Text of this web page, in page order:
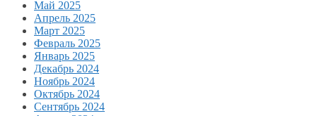
Май 2025
Апрель 2025
Март 2025
Февраль 2025
Январь 2025
Декабрь 2024
Ноябрь 2024
Октябрь 2024
Сентябрь 2024